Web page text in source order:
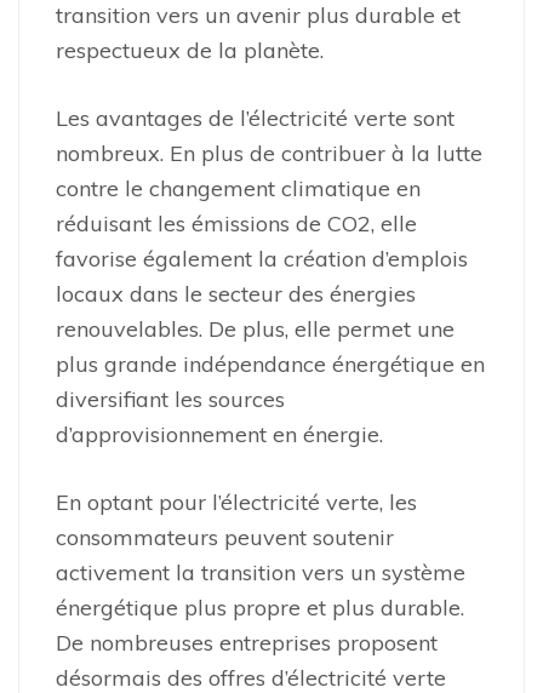
transition vers un avenir plus durable et
respectueux de la planète.
Les avantages de l’électricité verte sont
nombreux. En plus de contribuer à la lutte
contre le changement climatique en
réduisant les émissions de CO2, elle
favorise également la création d’emplois
locaux dans le secteur des énergies
renouvelables. De plus, elle permet une
plus grande indépendance énergétique en
diversifiant les sources
d’approvisionnement en énergie.
En optant pour l’électricité verte, les
consommateurs peuvent soutenir
activement la transition vers un système
énergétique plus propre et plus durable.
De nombreuses entreprises proposent
désormais des offres d’électricité verte